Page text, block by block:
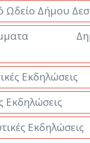
Ωδείο Δήμου
Εκδηλώσεις
Εκδηλώσεις
Εκδηλώσεις